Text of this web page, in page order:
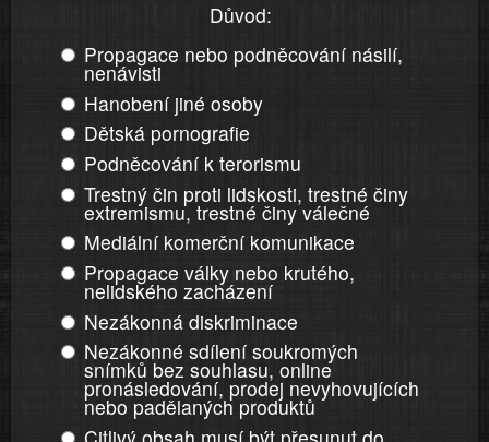
Důvod:
Propagace nebo podněcování násilí,
nenávisti
Hanobení jiné osoby
Dětská pornografie
Podněcování k terorismu
Trestný čin proti lidskosti, trestné činy
extremismu, trestné činy válečné
Mediální komerční komunikace
Propagace války nebo krutého,
nelidského zacházení
Nezákonná diskriminace
Nezákonné sdílení soukromých
snímků bez souhlasu, online
pronásledování, prodej nevyhovujících
nebo padělaných produktů